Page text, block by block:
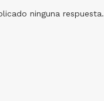
ninguna respuesta.